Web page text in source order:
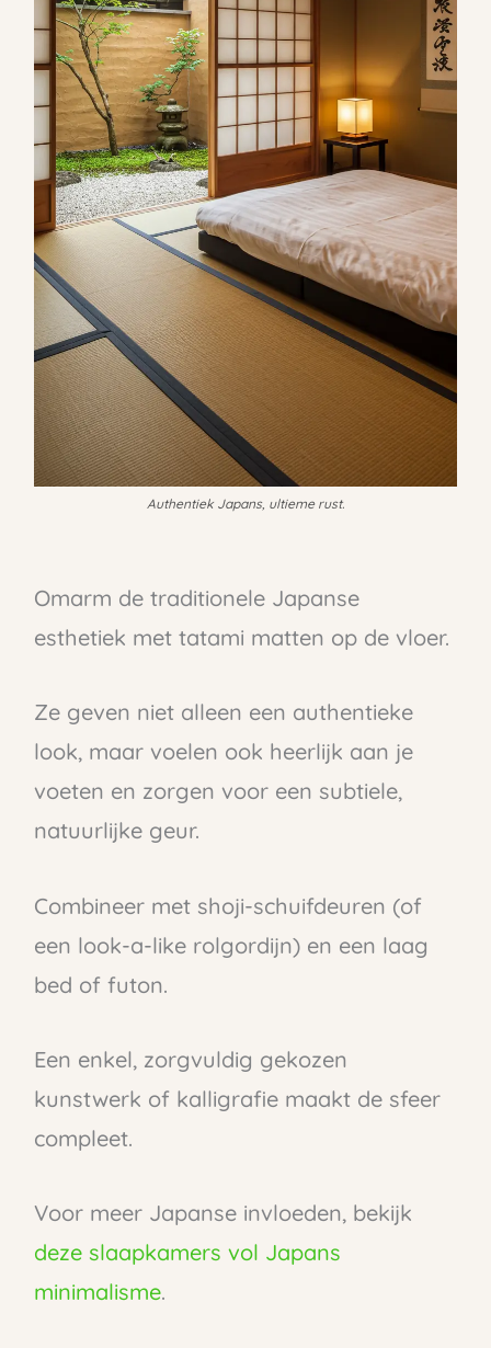
Authentiek Japans, ultieme rust.
Omarm de traditionele Japanse
esthetiek met tatami matten op de vloer.
Ze geven niet alleen een authentieke
look, maar voelen ook heerlijk aan je
voeten en zorgen voor een subtiele,
natuurlijke geur.
Combineer met shoji-schuifdeuren (of
een look-a-like rolgordijn) en een laag
bed of futon.
Een enkel, zorgvuldig gekozen
kunstwerk of kalligrafie maakt de sfeer
compleet.
Voor meer Japanse invloeden, bekijk
deze slaapkamers vol Japans
minimalisme.